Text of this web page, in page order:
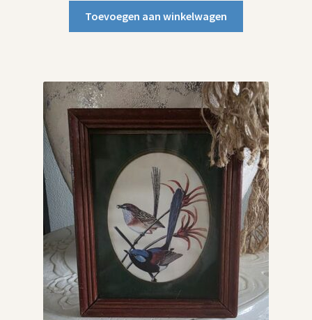
Toevoegen aan winkelwagen